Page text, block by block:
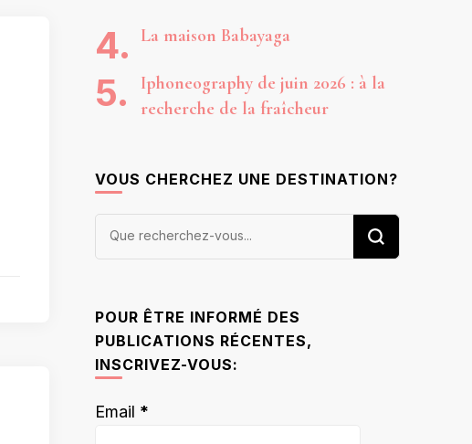
La maison Babayaga
Iphoneography de juin 2026 : à la
recherche de la fraîcheur
VOUS CHERCHEZ UNE DESTINATION?
Vous
POUR ÊTRE INFORMÉ DES
PUBLICATIONS RÉCENTES,
INSCRIVEZ-VOUS:
Email *